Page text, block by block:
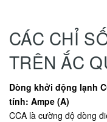
CÁC CHỈ
TRÊN ẮC
Dòng khởi động lạnh
tính: Ampe (A)
CCA là cường độ dòng